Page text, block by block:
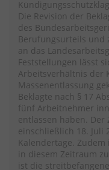
Die Revision der
des
Berufungsurteils und
an das
Feststellungen lässt
Arbeitsverhältnis der
Massenentlassung
Beklagte nach § 17
fünf Arbeitnehmer
entlassen haben. Der
einschließlich 18. Juli
Kalendertage.
in diesem Zeitraum
ist die